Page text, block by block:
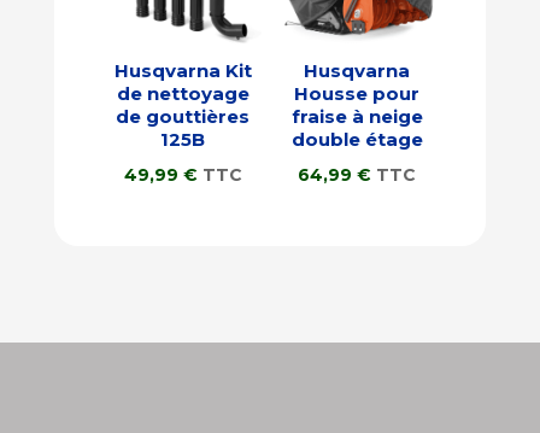
Husqvarna Kit
de nettoyage
de gouttières
125B
49,99 € TTC
Husqvarna
Housse pour
fraise à neige
double étage
64,99€ TTC